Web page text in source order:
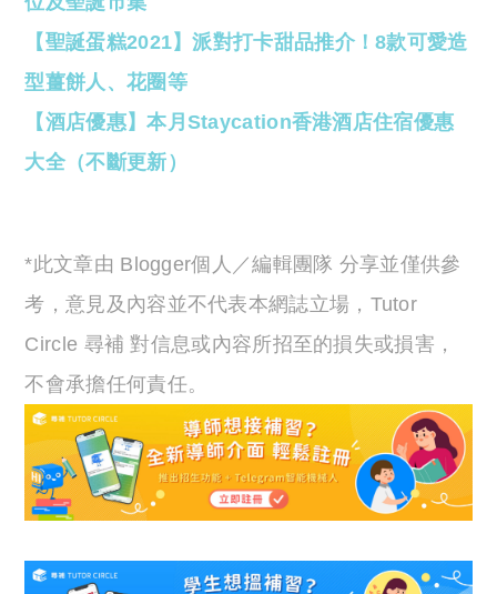
【聖誕蛋糕2021】派對打卡甜品推介！8款可愛造
型薑餅人、花圈等
【酒店優惠】本月Staycation香港酒店住宿優惠
大全（不斷更新）
*此文章由 Blogger個人／編輯團隊 分享並僅供參
考，意見及內容並不代表本網誌立場，Tutor
Circle 尋補 對信息或內容所招至的損失或損害，
不會承擔任何責任。